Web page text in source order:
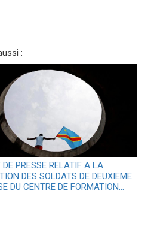
:
DE PRESSE RELATIF A LA
DES SOLDATS DE DEUXIEME
DU CENTRE DE FORMATION…